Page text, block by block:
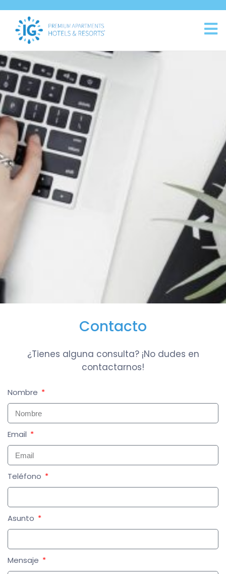
Contacto
Contacto
¿Tienes alguna consulta? ¡No dudes en
contactarnos!
Nombre
Email
Teléfono
Asunto
Mensaje